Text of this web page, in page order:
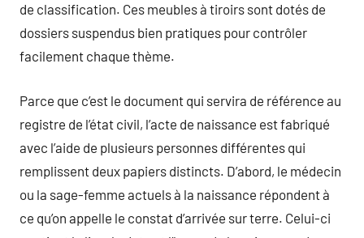
de classification. Ces meubles à tiroirs sont dotés de
dossiers suspendus bien pratiques pour contrôler
facilement chaque thème.
Parce que c’est le document qui servira de référence au
registre de l’état civil, l’acte de naissance est fabriqué
avec l’aide de plusieurs personnes différentes qui
remplissent deux papiers distincts. D’abord, le médecin
ou la sage-femme actuels à la naissance répondent à
ce qu’on appelle le constat d’arrivée sur terre. Celui-ci